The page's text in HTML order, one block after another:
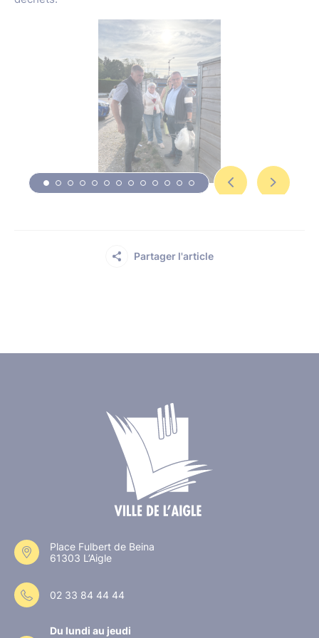
Partager l'article
Place Fulbert de Beina
61303 L’Aigle
02 33 84 44 44
Du lundi au jeudi